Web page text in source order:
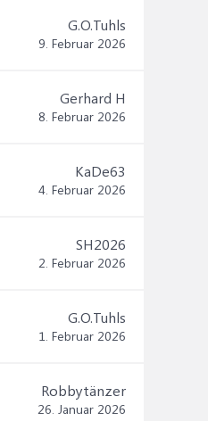
G.O.Tuhls
9. Februar 2026
Gerhard H
8. Februar 2026
KaDe63
4. Februar 2026
SH2026
2. Februar 2026
G.O.Tuhls
1. Februar 2026
Robbytänzer
26. Januar 2026